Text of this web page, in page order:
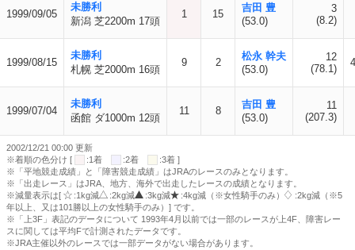
1999/09/05
未勝利
新潟 芝2200m 17頭
1 15
吉田 豊
(53.0)
3
(8.2)
1999/08/15
未勝利
札幌 芝2000m 16頭
9 2
松永 幹夫
(53.0)
12
(78.1)
1999/07/04
未勝利
函館 ダ1000m 12頭
11 8
吉田 豊
(53.0)
11
(207.3)
2002/12/21 00:00 更新
※着順の色分け [
:1着 :2着
:3着 ]
※「平地競走成績」と「障害競走成績」はJRAのレースのみとなります。
※「出走レース」はJRA、地方、海外で出走したレースの成績となります。
※減量表示は[
:1kg減 :2kg減 :3kg減 :4kg減（※女性騎手のみ）
:2kg減（※5
年以上、又は101勝以上の女性騎手のみ）] です。
※「上3F」表記のデータについて 1993年4月以前では一部のレースが上4F、障害レー
スに関しては平均Fで計測されたデータです。
※JRA主催以外のレースでは一部データがない場合があります。